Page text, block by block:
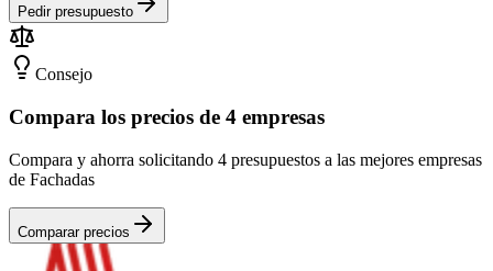
Pedir presupuesto
Consejo
Compara los precios de 4 empresas
Compara y ahorra solicitando 4 presupuestos a las mejores empresas
de Fachadas
Comparar precios